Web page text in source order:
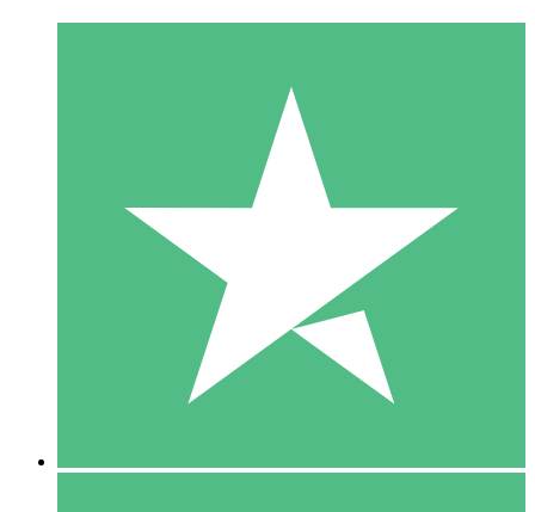
Pacotes de Créditos Individuais
Pague conforme o uso com créditos de download. Sem
1000